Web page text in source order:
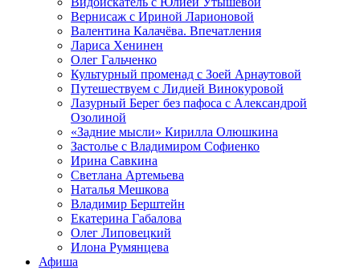
Вернисаж с Ириной Ларионовой
Валентина Калачёва. Впечатления
Лариса Хенинен
Олег Гальченко
Культурный променад с Зоей Арнаутовой
Путешествуем с Лидией Винокуровой
Лазурный Берег без пафоса с Александрой
Озолиной
«Задние мысли» Кирилла Олюшкина
Застолье с Владимиром Софиенко
Ирина Савкина
Светлана Артемьева
Наталья Мешкова
Владимир Берштейн
Екатерина Габалова
Олег Липовецкий
Илона Румянцева
Афиша